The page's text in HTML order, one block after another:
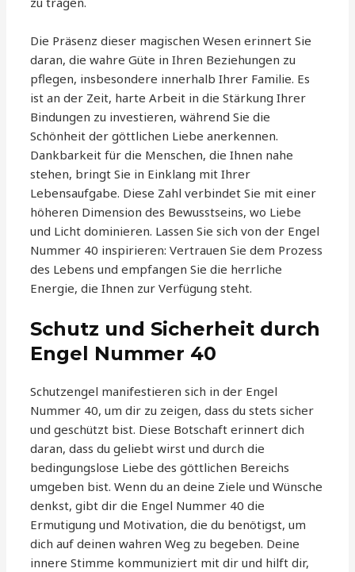
Die Präsenz dieser magischen Wesen erinnert Sie
daran, die wahre Güte in Ihren Beziehungen zu
pflegen, insbesondere innerhalb Ihrer Familie. Es
ist an der Zeit, harte Arbeit in die Stärkung Ihrer
Bindungen zu investieren, während Sie die
Schönheit der göttlichen Liebe anerkennen.
Dankbarkeit für die Menschen, die Ihnen nahe
stehen, bringt Sie in Einklang mit Ihrer
Lebensaufgabe. Diese Zahl verbindet Sie mit einer
höheren Dimension des Bewusstseins, wo Liebe
und Licht dominieren. Lassen Sie sich von der Engel
Nummer 40 inspirieren: Vertrauen Sie dem Prozess
des Lebens und empfangen Sie die herrliche
Energie, die Ihnen zur Verfügung steht.
Schutz und Sicherheit durch
Engel Nummer 40
Schutzengel manifestieren sich in der Engel
Nummer 40, um dir zu zeigen, dass du stets sicher
und geschützt bist. Diese Botschaft erinnert dich
daran, dass du geliebt wirst und durch die
bedingungslose Liebe des göttlichen Bereichs
umgeben bist. Wenn du an deine Ziele und Wünsche
denkst, gibt dir die Engel Nummer 40 die
Ermutigung und Motivation, die du benötigst, um
dich auf deinen wahren Weg zu begeben. Deine
innere Stimme kommuniziert mit dir und hilft dir,